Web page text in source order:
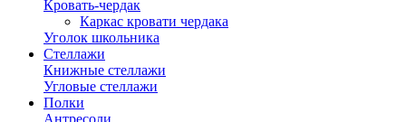
Кровать-чердак
Каркас кровати чердака
Уголок школьника
Стеллажи
Книжные стеллажи
Угловые стеллажи
Полки
Антресоли